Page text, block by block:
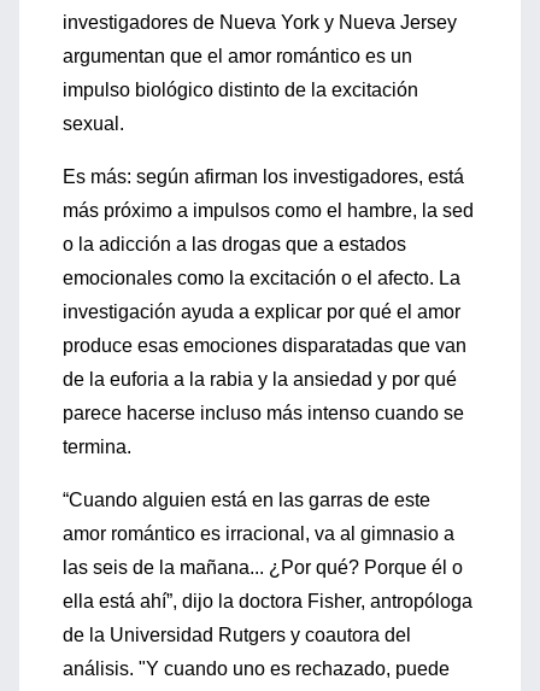
investigadores de Nueva York y Nueva Jersey
argumentan que el amor romántico es un
impulso biológico distinto de la excitación
sexual.
Es más: según afirman los investigadores, está
más próximo a impulsos como el hambre, la sed
o la adicción a las drogas que a estados
emocionales como la excitación o el afecto. La
investigación ayuda a explicar por qué el amor
produce esas emociones disparatadas que van
de la euforia a la rabia y la ansiedad y por qué
parece hacerse incluso más intenso cuando se
termina.
“Cuando alguien está en las garras de este
amor romántico es irracional, va al gimnasio a
las seis de la mañana... ¿Por qué? Porque él o
ella está ahí”, dijo la doctora Fisher, antropóloga
de la Universidad Rutgers y coautora del
análisis. "Y cuando uno es rechazado, puede